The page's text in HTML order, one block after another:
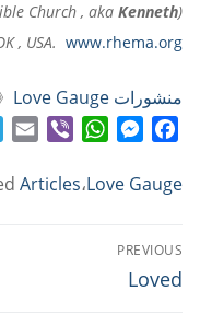
(Taken by permission from
Church , aka Kenneth
, USA. www.rhema.org
منشورات Posts Love Gauge
Articles،Love Gauge
تصفّح
المقالات
PREVIOUS
Previous
Loved